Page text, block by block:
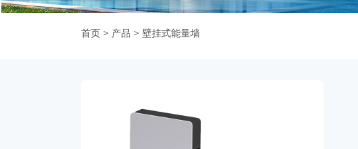
首页 > 产品 > 壁挂式能量墙